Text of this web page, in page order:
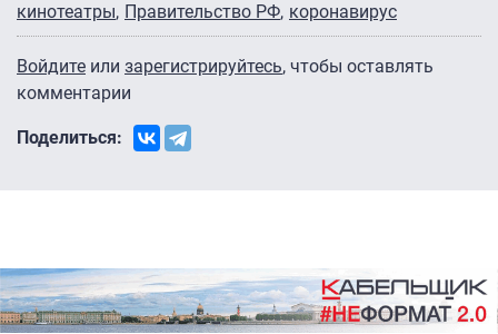
кинотеатры
Правительство РФ коронавирус
Войдите или зарегистрируйтесь, чтобы оставлять
комментарии
Поделиться: